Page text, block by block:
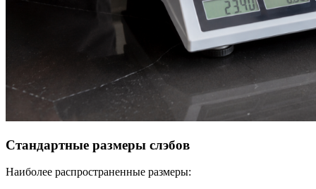
Стандартные размеры слэбов
Наиболее распространенные размеры: